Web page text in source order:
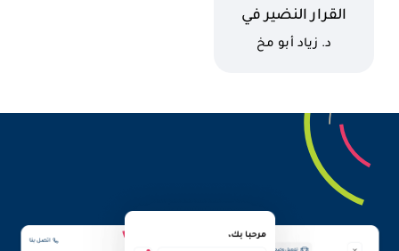
اسم الكتاب
القرار النضير في
تزويج الضرير
كاتب
د. زياد أبو مخ